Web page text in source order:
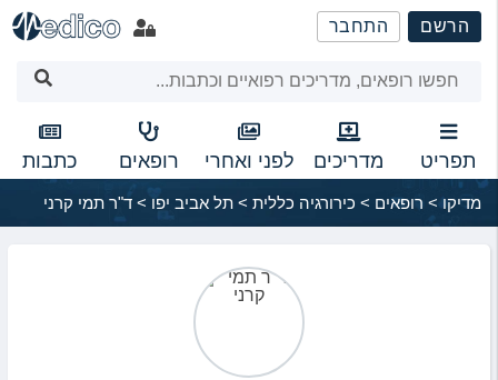
שִׂים
לֵב:
מַעֲרֶכֶת
נָגִישׁ
בִּקְלִיק
הַמְּסַיַּעַת
לִנְגִישׁוּת
הרשם התחבר
תפריט מדריכים לפני ואחרי רופאים כתבות
מדיקו> רופאים > כירורגיה כללית > תל אביב יפו > ד"ר תמי קרני